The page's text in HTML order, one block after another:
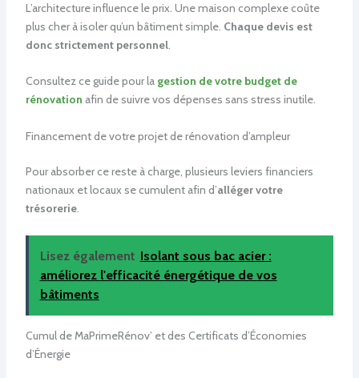
L’architecture influence le prix. Une maison complexe coûte
plus cher à isoler qu’un bâtiment simple. Chaque devis est
donc strictement personnel.
Consultez ce guide pour la gestion de votre budget de
rénovation afin de suivre vos dépenses sans stress inutile.
Financement de votre projet de rénovation d’ampleur
Pour absorber ce reste à charge, plusieurs leviers financiers
nationaux et locaux se cumulent afin d’alléger votre
trésorerie.
Lisez également Isolant sous bac acier :
améliorez l'efficacité énergétique de vos
bâtiments
Cumul de MaPrimeRénov’ et des Certificats d’Économies
d’Énergie